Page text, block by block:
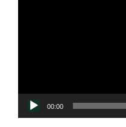
00:00